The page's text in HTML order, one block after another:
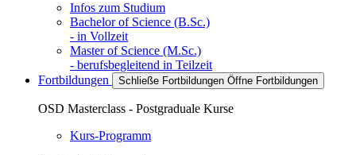
Infos zum Studium
Bachelor of Science (B.Sc.)
- in Vollzeit
Master of Science (M.Sc.)
- berufsbegleitend in Teilzeit
Fortbildungen
Schließe Fortbildungen Öffne Fortbildungen
OSD Masterclass - Postgraduale Kurse
Kurs-Programm